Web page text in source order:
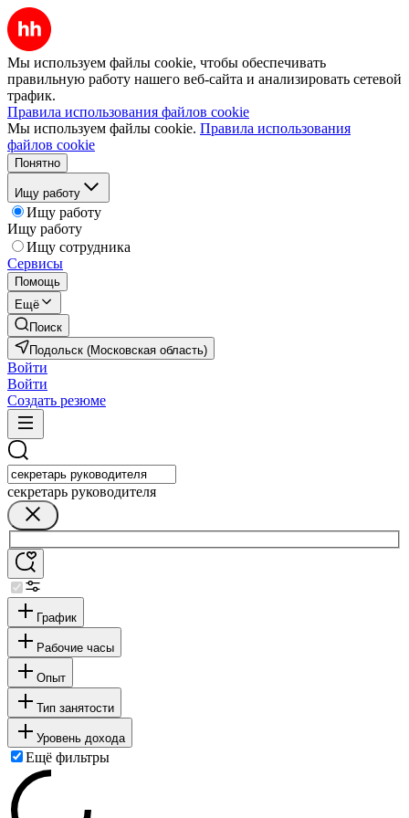
Мы используем файлы cookie, чтобы обеспечивать
правильную работу нашего веб-сайта и анализировать сетевой
трафик.
Правила использования файлов cookie
Мы используем файлы cookie. Правила использования
файлов cookie
Понятно
Ищу работу
Ищу работу
Ищу работу
Ищу сотрудника
Сервисы
Помощь
Ещё
Поиск
Подольск (Московская область)
Войти
Войти
Создать резюме
секретарь руководителя
График
Рабочие часы
Опыт
Тип занятости
Уровень дохода
Ещё фильтры